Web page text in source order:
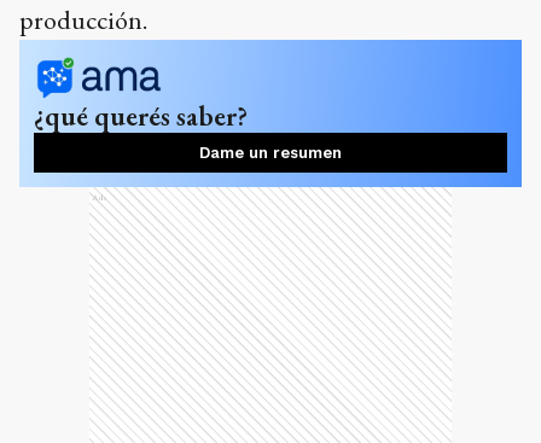
producción.
¿qué querés saber?
Dame un resumen
Ads